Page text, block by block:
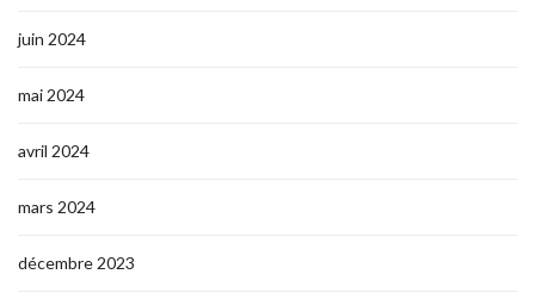
juin 2024
mai 2024
avril 2024
mars 2024
décembre 2023